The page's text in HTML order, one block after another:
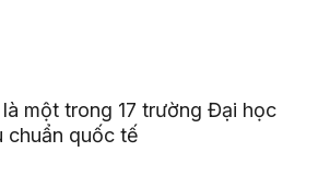
một trong 17 trường Đại học
chuẩn quốc tế